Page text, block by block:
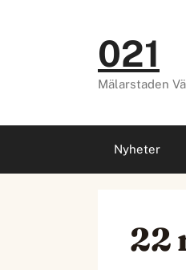
021
Mälarstaden
Nyheter
22